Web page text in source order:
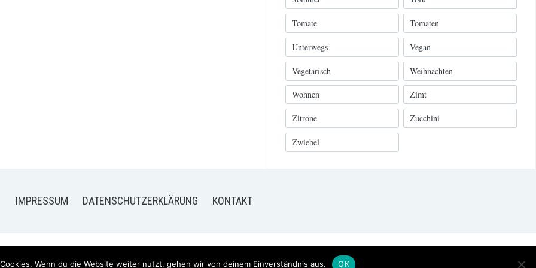
Tomate Tomaten
Unterwegs Vegan
Vegetarisch Weihnachten
Wohnen Zimt
Zitrone Zucchini
Zwiebel
IMPRESSUM DATENSCHUTZERKLÄRUNG KONTAKT
Wenn du die Website weiter nutzt, gehen wir von deinem Einverständnis aus. OK